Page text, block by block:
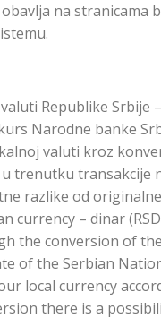
na stranicama
Republike Srbije
Narodne banke
valuti kroz
trenutku transakcije
razlike od
currency – dinar
the conversion of
of the Serbian
local currency
there is a